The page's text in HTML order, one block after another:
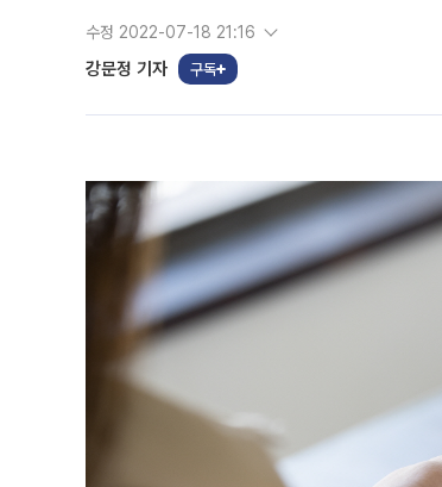
수정 2022-07-18 21:16
강문정 기자 구독